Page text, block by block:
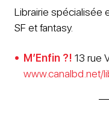
Librairie spécialisée
SF et fantasy.
M’Enfin ?! 13 rue
www.canalbd.net/